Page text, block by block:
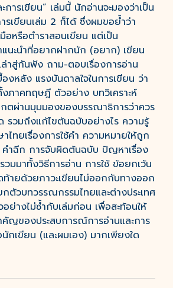
การเขียน” เล่มนี้ นักอ่านจะมองว่าเป็น
รเขียนเล่ม 2 ก็ได้ ซึ่งผมขอย้ำว่า
อหรือตำราสอนเขียน แต่เป็น
แนะนำที่อยากฝากนัก (อยาก) เขียน
าสู่กันฟัง ถาม-ตอบเรื่องการอ่าน
งหลัง แรงบันดาลใจในการเขียน ว่า
งภาคทฤษฎี ตัวอย่าง บทวิเคราะห์
ตผ่านมุมมองของบรรณาธิการว่าควร
รวมถึงแก้ไขต้นฉบับอย่างไร ความรู้
ไทยเรื่องการใช้คำ ความหมายให้ถูก
คำฉีก การจับผิดต้นฉบับ ปัญหาเรื่อง
วมมาทั้งวิธีการอ่าน การใช้ ข้อยกเว้น
ายด้วยภาวะเขียนไม่ออกกับทางออก
ตัวบทวรรณกรรมไทยและต่างประเทศ
ย่างไม่ซ้ำกับเล่มก่อน เพื่อสะท้อนให้
คัญของประสบการณ์การอ่านและการ
กเขียน (และผมเอง) มากเพียงใด